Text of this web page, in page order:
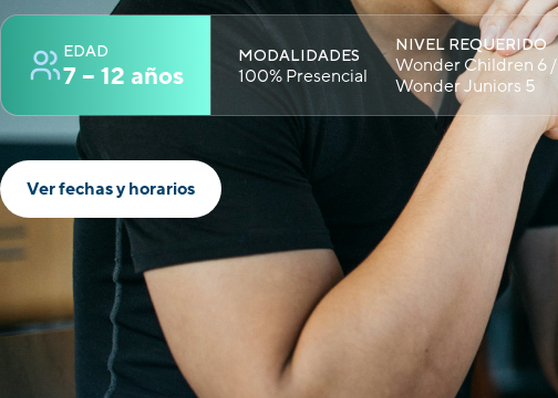
EDAD
7 – 12 años
MODALIDADES
100% Presencial
NIVEL REQUERIDO
Wonder Children 6 /
Wonder Juniors 5
Ver fechas y horarios